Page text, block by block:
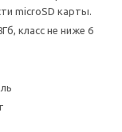
microSD карты.
класс не ниже 6